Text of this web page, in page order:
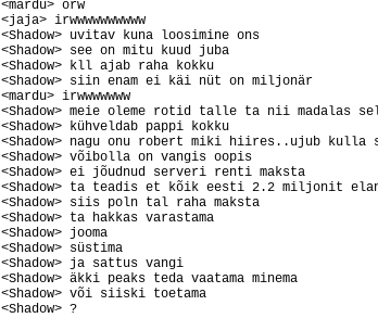
<mardu> orw
<jaja> irwwwwwwwwww
<Shadow> uvitav kuna loosimine ons
<Shadow> see on mitu kuud juba
<Shadow> kll ajab raha kokku
<Shadow> siin enam ei käi nüt on miljonär
<mardu> irwwwwwww
<Shadow> meie oleme rotid talle ta nii madalas
<Shadow> kühveldab pappi kokku
<Shadow> nagu onu robert miki hiires..ujub kulla
<Shadow> võibolla on vangis oopis
<Shadow> ei jõudnud serveri renti maksta
<Shadow> ta teadis et kõik eesti 2.2 miljonit
<Shadow> siis poln tal raha maksta
<Shadow> ta hakkas varastama
<Shadow> jooma
<Shadow> süstima
<Shadow> ja sattus vangi
<Shadow> äkki peaks teda vaatama minema
<Shadow> või siiski toetama
<Shadow> ?